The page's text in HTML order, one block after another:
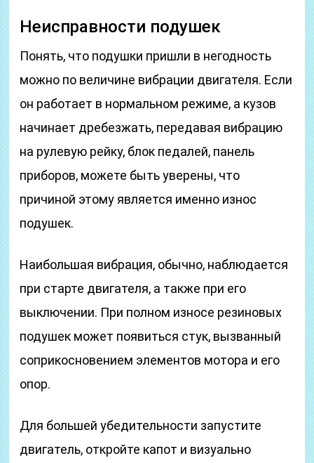
Неисправности подушек
Понять, что подушки пришли в негодность
можно по величине вибрации двигателя. Если
он работает в нормальном режиме, а кузов
начинает дребезжать, передавая вибрацию
на рулевую рейку, блок педалей, панель
приборов, можете быть уверены, что
причиной этому является именно износ
подушек.
Наибольшая вибрация, обычно, наблюдается
при старте двигателя, а также при его
выключении. При полном износе резиновых
подушек может появиться стук, вызванный
соприкосновением элементов мотора и его
опор.
Для большей убедительности запустите
двигатель, откройте капот и визуально